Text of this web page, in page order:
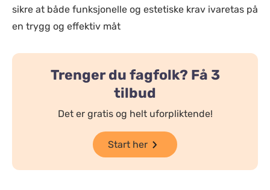
sikre at både funksjonelle og estetiske krav ivaretas på
en trygg og effektiv måt
Trenger du fagfolk? Få 3
tilbud
Det er gratis og helt uforpliktende!
Start her